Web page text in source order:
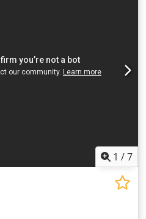
Kontrola: WPC 2040
Sretni smo što vam možemo
Naša ponuda je
(Promjene i pogreške u
1 /7